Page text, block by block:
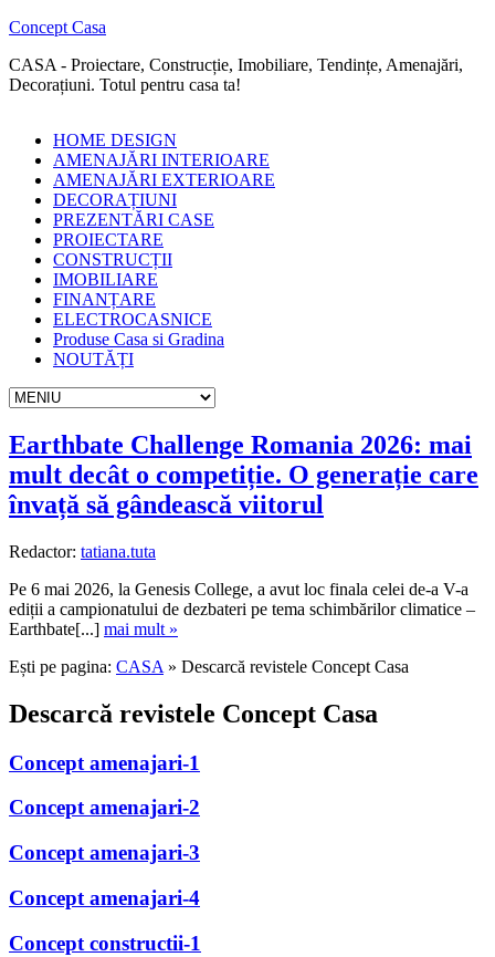
Concept Casa
CASA - Proiectare, Construcție, Imobiliare, Tendințe, Amenajări,
Decorațiuni. Totul pentru casa ta!
HOME DESIGN
AMENAJĂRI INTERIOARE
AMENAJĂRI EXTERIOARE
DECORAȚIUNI
PREZENTĂRI CASE
PROIECTARE
CONSTRUCȚII
IMOBILIARE
FINANȚARE
ELECTROCASNICE
Produse Casa si Gradina
NOUTĂȚI
Earthbate Challenge Romania 2026: mai
mult decât o competiție. O generație care
învață să gândească viitorul
Redactor: tatiana.tuta
Pe 6 mai 2026, la Genesis College, a avut loc finala celei de-a V-a
ediții a campionatului de dezbateri pe tema schimbărilor climatice –
Earthbate[...] mai mult »
Ești pe pagina: CASA » Descarcă revistele Concept Casa
Descarcă revistele Concept Casa
Concept amenajari-1
Concept amenajari-2
Concept amenajari-3
Concept amenajari-4
Concept constructii-1